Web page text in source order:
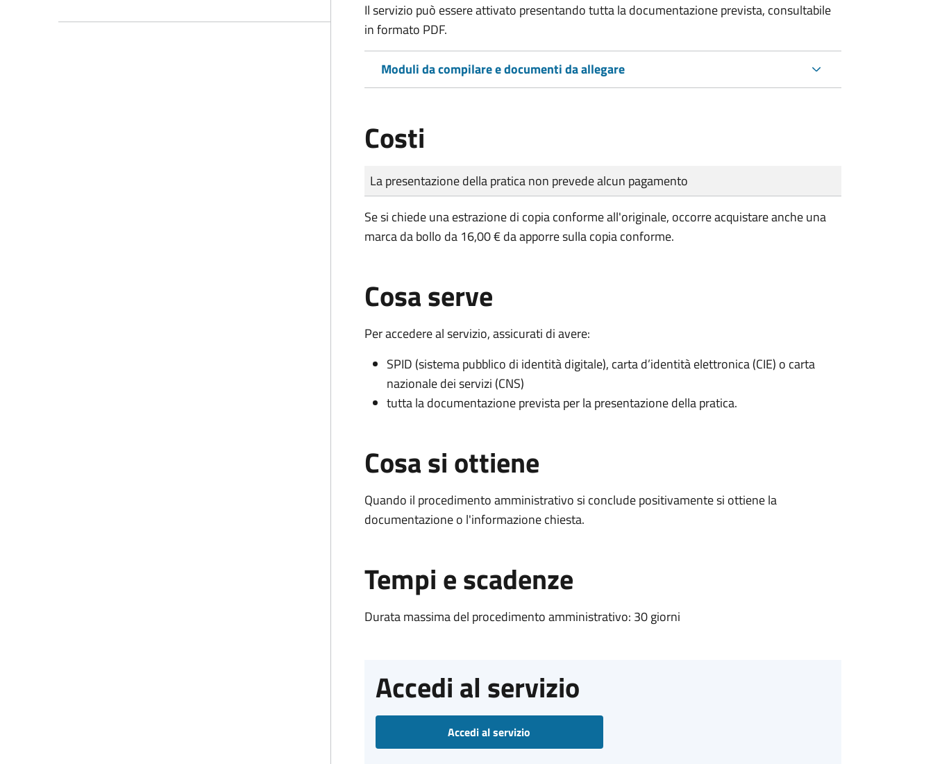
Il servizio può essere attivato presentando tutta la documentazione prevista, consultabile
in formato PDF.
Moduli da compilare e documenti da allegare
Costi
Tipo di pagamento
Importo
La presentazione della pratica non prevede alcun pagamento
Se si chiede una estrazione di copia conforme all'originale, occorre acquistare anche una
marca da bollo da 16,00 € da apporre sulla copia conforme.
Cosa serve
Per accedere al servizio, assicurati di avere:
SPID (sistema pubblico di identità digitale), carta d’identità elettronica (CIE) o carta
nazionale dei servizi (CNS)
tutta la documentazione prevista per la presentazione della pratica.
Cosa si ottiene
Quando il procedimento amministrativo si conclude positivamente si ottiene la
documentazione o l'informazione chiesta.
Tempi e scadenze
Durata massima del procedimento amministrativo: 30 giorni
Accedi al servizio
Accedi al servizio